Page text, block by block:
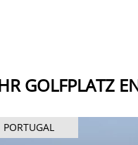
GOLFPLATZ
PORTUGAL